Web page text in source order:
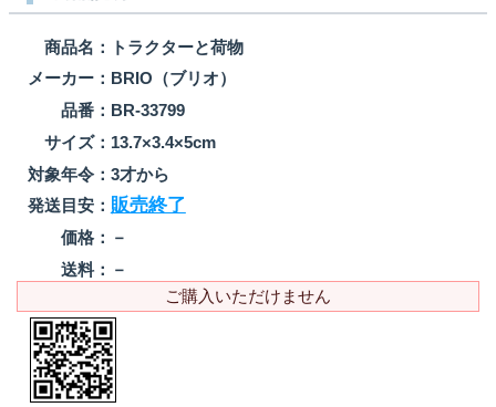
商品名：
トラクターと荷物
メーカー： BRIO（ブリオ）
品番： BR-33799
サイズ： 13.7×3.4×5cm
対象年令： 3才から
発送目安： 販売終了
価格： －
送料： －
ご購入いただけません